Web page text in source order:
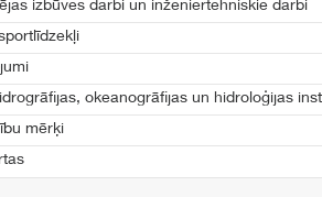
izbūves darbi un inženiertehniskie darbi
okeanogrāfijas un hidroloģijas
mērķi